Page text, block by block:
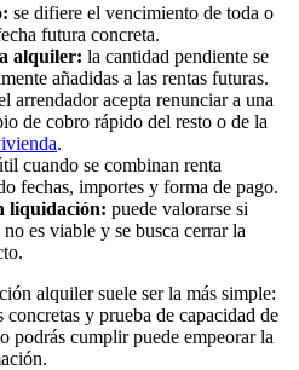
se difiere el vencimiento de toda o
futura concreta.
alquiler: la cantidad pendiente se
añadidas a las rentas futuras.
arrendador acepta renunciar a una
de cobro rápido del resto o de la
.
cuando se combinan renta
fechas, importes y forma de pago.
liquidación: puede valorarse si
es viable y se busca cerrar la
alquiler suele ser la más simple:
y prueba de capacidad de
podrás cumplir puede empeorar la